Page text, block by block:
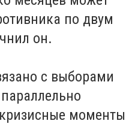
по двум
он.
с выборами
моменты